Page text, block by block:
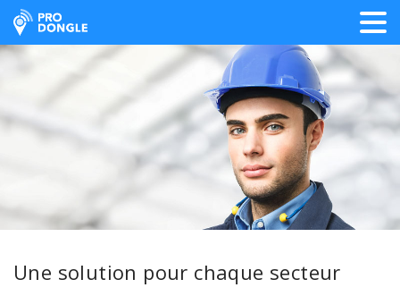
ProDongle Géolocalisation
Une solution pour chaque secteur